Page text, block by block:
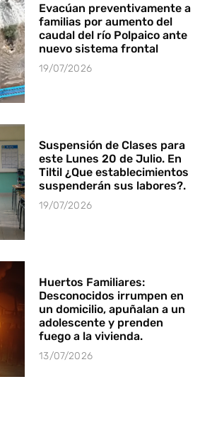
Evacúan preventivamente a
familias por aumento del
caudal del río Polpaico ante
nuevo sistema frontal
19/07/2026
Suspensión de Clases para
este Lunes 20 de Julio. En
Tiltil ¿Que establecimientos
suspenderán sus labores?.
19/07/2026
Huertos Familiares:
Desconocidos irrumpen en
un domicilio, apuñalan a un
adolescente y prenden
fuego a la vivienda.
13/07/2026